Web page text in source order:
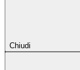
Chiudi